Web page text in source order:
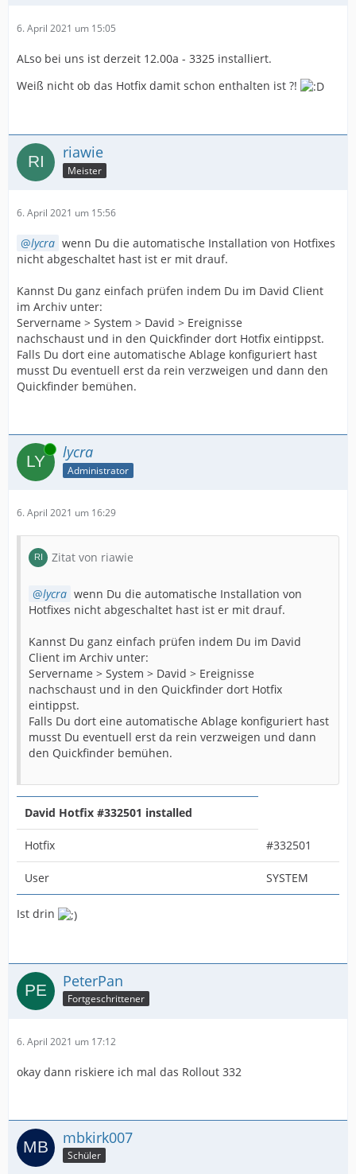
6. April 2021 um 15:05
ALso bei uns ist derzeit 12.00a - 3325 installiert.
Weiß nicht ob das Hotfix damit schon enthalten ist ?!
riawie
Meister
6. April 2021 um 15:56
lycra wenn Du die automatische Installation von Hotfixes
nicht abgeschaltet hast ist er mit drauf.
Kannst Du ganz einfach prüfen indem Du im David Client
im Archiv unter:
Servername > System > David > Ereignisse
nachschaust und in den Quickfinder dort Hotfix eintippst.
Falls Du dort eine automatische Ablage konfiguriert hast
musst Du eventuell erst da rein verzweigen und dann den
Quickfinder bemühen.
Online lycra
Administrator
6. April 2021 um 16:29
Zitat von riawie
lycra wenn Du die automatische Installation von
Hotfixes nicht abgeschaltet hast ist er mit drauf.
Kannst Du ganz einfach prüfen indem Du im David
Client im Archiv unter:
Servername > System > David > Ereignisse
nachschaust und in den Quickfinder dort Hotfix
eintippst.
Falls Du dort eine automatische Ablage konfiguriert hast
musst Du eventuell erst da rein verzweigen und dann
den Quickfinder bemühen.
David Hotfix #332501 installed
Hotfix #332501
User SYSTEM
Ist drin
PeterPan
Fortgeschrittener
6. April 2021 um 17:12
okay dann riskiere ich mal das Rollout 332
mbkirk007
Schüler